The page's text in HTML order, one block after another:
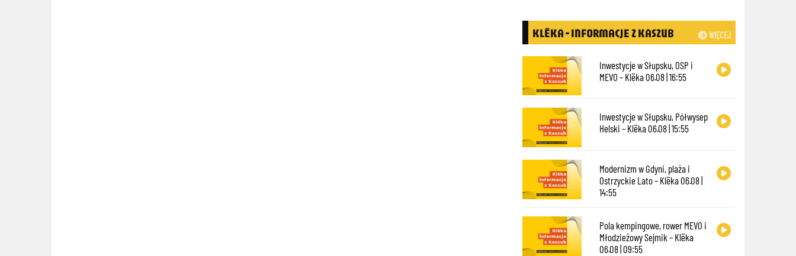
WIĘCEJ
KLËKA - INFORMACJE Z KASZUB
Inwestycje w Słupsku, OSP i
MEVO – Klëka 06.08 | 16:55
Inwestycje w Słupsku, Półwysep
Helski – Klëka 06.08 | 15:55
Modernizm w Gdyni, plaża i
Ostrzyckie Lato – Klëka 06.08 |
14:55
Pola kempingowe, rower MEVO i
Młodzieżowy Sejmik – Klëka
06.08 | 09:55